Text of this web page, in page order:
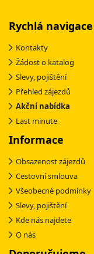
Rychlá navigace
Kontakty
Žádost o katalog
Slevy, pojištění
Přehled zájezdů
Akční nabídka
Last minute
Informace
Obsazenost zájezdů
Cestovní smlouva
Všeobecné podmínky
Slevy, pojištění
Kde nás najdete
O nás